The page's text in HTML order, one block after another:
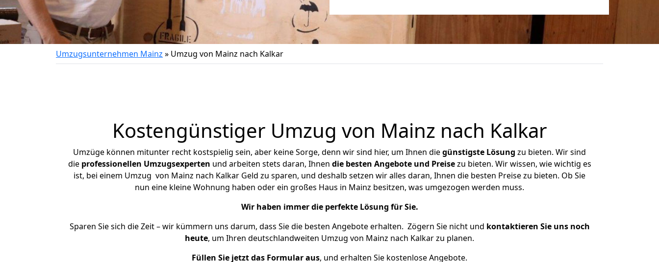
Umzugsunternehmen Mainz » Umzug von Mainz nach Kalkar
Kostengünstiger Umzug von Mainz nach Kalkar
Umzüge können mitunter recht kostspielig sein, aber keine Sorge, denn wir sind hier, um Ihnen diegünstigste Lösung zu bieten. Wir sind
die professionellen Umzugsexperten und arbeiten stets daran, Ihnen die besten Angebote und Preisezu bieten. Wir wissen, wie wichtig es
ist, bei einem Umzug von Mainz nach Kalkar Geld zu sparen, und deshalb setzen wir alles daran, Ihnen die besten Preise zu bieten. Ob Sie
nun eine kleine Wohnung haben oder ein großes Haus in Mainz besitzen, was umgezogen werden muss.
Wir haben immer die perfekte Lösung für Sie.
Sparen Sie sich die Zeit – wir kümmern uns darum, dass Sie die besten Angebote erhalten. Zögern Sie nicht und kontaktieren Sie uns noch
heute, um Ihren deutschlandweiten Umzug von Mainz nach Kalkar zu planen.
Füllen Sie jetzt das Formular aus, und erhalten Sie kostenlose Angebote.